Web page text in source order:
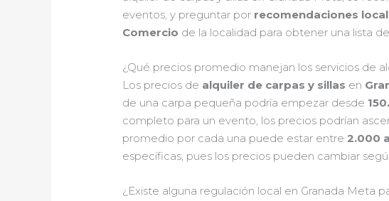
eventos, y preguntar por recomendaciones
Comercio de la localidad para obtener una lista de
¿Qué precios promedio manejan los servicios de
Los precios de alquiler de carpas y sillas en
de una carpa pequeña podría empezar desde
completo para un evento, los precios podrían
promedio por cada una puede estar entre2.000
específicas, pues los precios pueden cambiar
¿Existe alguna regulación local en Granada Meta